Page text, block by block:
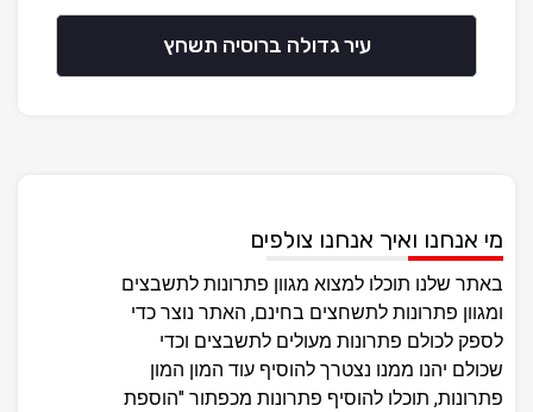
עיר גדולה ברוסיה תשחץ
מי אנחנו ואיך אנחנו צולפים
באתר שלנו תוכלו למצוא מגוון פתרונות לתשבצים
ומגוון פתרונות לתשחצים בחינם, האתר נוצר כדי
לספק לכולם פתרונות מעולים לתשבצים וכדי
שכולם יהנו ממנו נצטרך להוסיף עוד המון המון
פתרונות, תוכלו להוסיף פתרונות מכפתור "הוספת